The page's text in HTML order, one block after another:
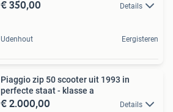
€ 350,00 Details
Udenhout Eergisteren
Piaggio zip 50 scooter uit 1993 in
perfecte staat - klasse a
€ 2.000,00 Details